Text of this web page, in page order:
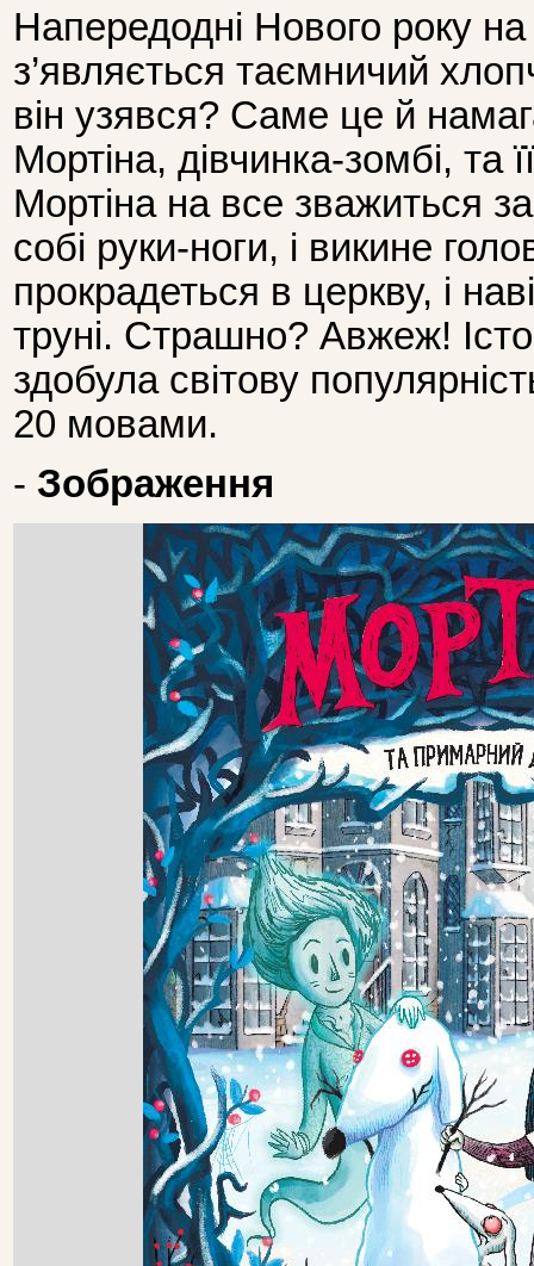
Напередодні Нового року на
з’являється таємничий
він узявся? Саме це й
Мортіна, дівчинка-зомбі, та
Мортіна на все зважиться
собі руки-ноги, і викине
прокрадеться в церкву, і
труні. Страшно? Авжеж!
здобула світову
20 мовами.
- Зображення